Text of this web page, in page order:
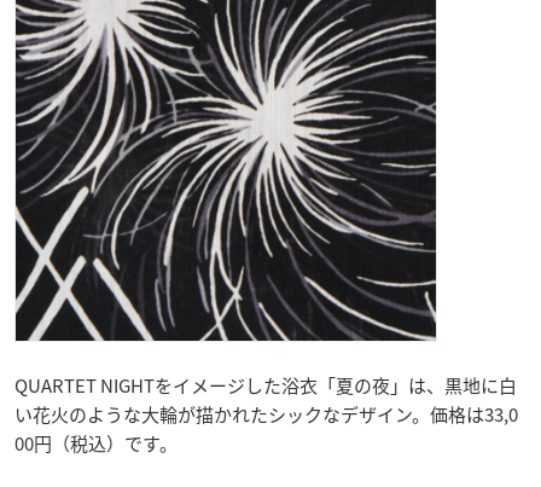
QUARTET NIGHTをイメージした浴衣「夏の夜」は、黒地に白
い花火のような大輪が描かれたシックなデザイン。価格は33,0
00円（税込）です。